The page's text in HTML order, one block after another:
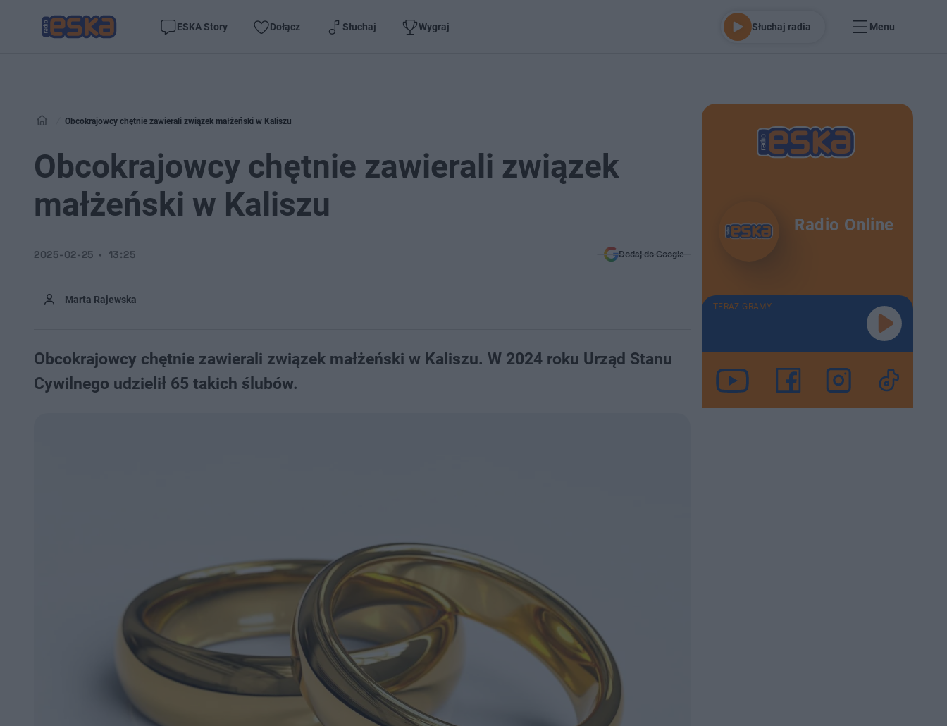
ESKA Story Dołącz Słuchaj Wygraj Słuchaj radia Menu
Obcokrajowcy chętnie zawierali związek małżeński w Kaliszu
Obcokrajowcy chętnie zawierali związek
małżeński w Kaliszu
Marta Rajewska
2025-02-25 13:25 Dodaj do Google
Obcokrajowcy chętnie zawierali związek małżeński w Kaliszu. W 2024 roku Urząd Stanu
Cywilnego udzielił 65 takich ślubów.
Radio Online
TERAZ GRAMY